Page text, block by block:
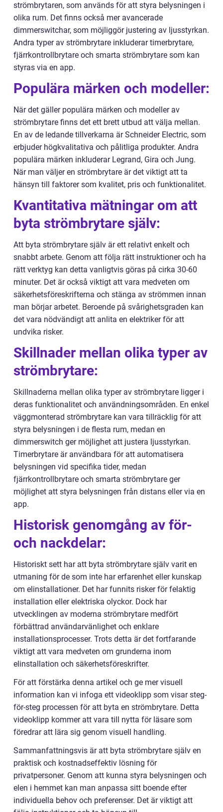
strömbrytaren, som används för att styra belysningen i
olika rum. Det finns också mer avancerade
dimmerswitchar, som möjliggör justering av ljusstyrkan.
Andra typer av strömbrytare inkluderar timerbrytare,
fjärrkontrollbrytare och smarta strömbrytare som kan
styras via en app.
Populära märken och modeller:
När det gäller populära märken och modeller av
strömbrytare finns det ett brett utbud att välja mellan.
En av de ledande tillverkarna är Schneider Electric, som
erbjuder högkvalitativa och pålitliga produkter. Andra
populära märken inkluderar Legrand, Gira och Jung.
När man väljer en strömbrytare är det viktigt att ta
hänsyn till faktorer som kvalitet, pris och funktionalitet.
Kvantitativa mätningar om att
byta strömbrytare själv:
Att byta strömbrytare själv är ett relativt enkelt och
snabbt arbete. Genom att följa rätt instruktioner och ha
rätt verktyg kan detta vanligtvis göras på cirka 30-60
minuter. Det är också viktigt att vara medveten om
säkerhetsföreskrifterna och stänga av strömmen innan
man börjar arbetet. Beroende på svårighetsgraden kan
det vara nödvändigt att anlita en elektriker för att
undvika risker.
Skillnader mellan olika typer av
strömbrytare:
Skillnaderna mellan olika typer av strömbrytare ligger i
deras funktionalitet och användningsområden. En enkel
väggmonterad strömbrytare kan vara tillräcklig för att
styra belysningen i de flesta rum, medan en
dimmerswitch ger möjlighet att justera ljusstyrkan.
Timerbrytare är användbara för att automatisera
belysningen vid specifika tider, medan
fjärrkontrollbrytare och smarta strömbrytare ger
möjlighet att styra belysningen från distans eller via en
app.
Historisk genomgång av för-
och nackdelar:
Historiskt sett har att byta strömbrytare själv varit en
utmaning för de som inte har erfarenhet eller kunskap
om elinstallationer. Det har funnits risker för felaktig
installation eller elektriska olyckor. Dock har
utvecklingen av moderna strömbrytare medfört
förbättrad användarvänlighet och enklare
installationsprocesser. Trots detta är det fortfarande
viktigt att vara medveten om grunderna inom
elinstallation och säkerhetsföreskrifter.
För att förstärka denna artikel och ge mer visuell
information kan vi infoga ett videoklipp som visar steg-
för-steg processen för att byta en strömbrytare. Detta
videoklipp kommer att vara till nytta för läsare som
föredrar att lära sig genom visuell handling.
Sammanfattningsvis är att byta strömbrytare själv en
praktisk och kostnadseffektiv lösning för
privatpersoner. Genom att kunna styra belysningen och
elen i hemmet kan man anpassa sitt boende efter
individuella behov och preferenser. Det är viktigt att